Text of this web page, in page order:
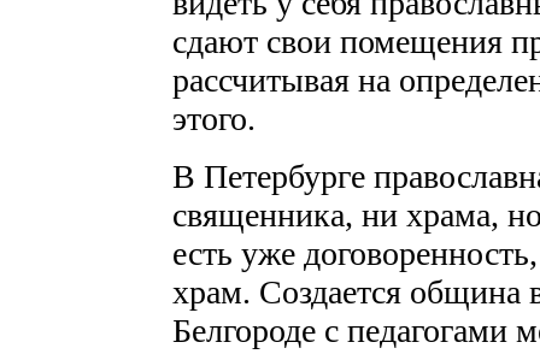
сдают свои помещения
рассчитывая на
этого.
В Петербурге
священника, ни храма,
есть уже
храм. Создается община
Белгороде с педагогами